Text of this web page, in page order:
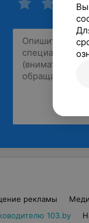
рекламы
103.by
Вы